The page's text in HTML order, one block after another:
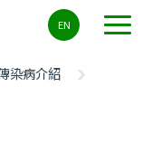
EN
染病介紹